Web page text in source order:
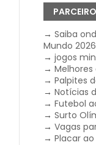
→Saiba
Mundo 2026
→jogos
→
→Palpites
→Notícias
→Futebol
→Surto
→Vagas
→Placar ao